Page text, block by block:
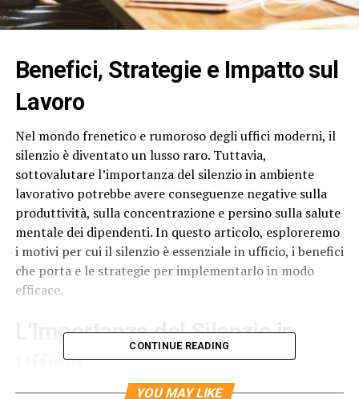
Benefici, Strategie e Impatto sul
Lavoro
Nel mondo frenetico e rumoroso degli uffici moderni, il
silenzio è diventato un lusso raro. Tuttavia,
sottovalutare l’importanza del silenzio in ambiente
lavorativo potrebbe avere conseguenze negative sulla
produttività, sulla concentrazione e persino sulla salute
mentale dei dipendenti. In questo articolo, esploreremo
i motivi per cui il silenzio è essenziale in ufficio, i benefici
che porta e le strategie per implementarlo in modo
efficace.
L’Importanza del Silenzio in
Ufficio
CONTINUE READING
YOU MAY LIKE